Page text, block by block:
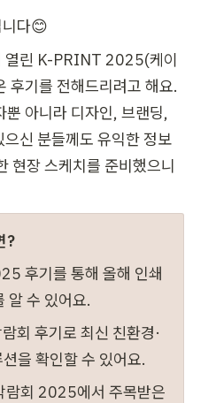
다😊
열린 K-PRINT 2025(케이
후기를 전해드리려고 해요.
뿐 아니라 디자인, 브랜딩,
신 분들께도 유익한 정보
현장 스케치를 준비했으니
?
후기를 통해 올해 인쇄
알 수 있어요.
회 후기로 최신 친환경·
을 확인할 수 있어요.
람회 2025에서 주목받은